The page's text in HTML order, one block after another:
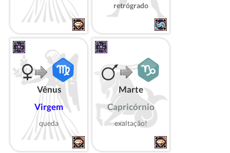
retrógrado
Vênus
Virgem
queda
Marte
Capricórnio
exaltação!